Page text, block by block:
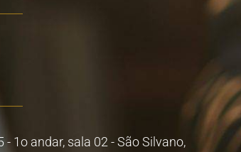
- 1o andar, sala 02 - São Silvano,